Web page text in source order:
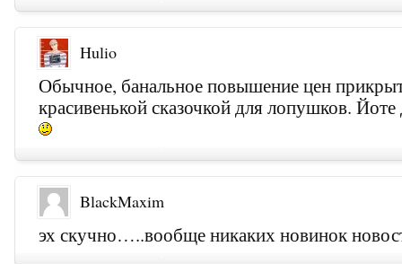
Hulio
Обычное, банальное повышение цен
красивенькой сказочкой для лопушков. Йоте
BlackMaxim
эх скучно…..вообще никаких новинок